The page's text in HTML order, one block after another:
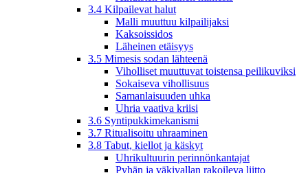
3.4 Kilpailevat halut
Malli muuttuu kilpailijaksi
Kaksoissidos
Läheinen etäisyys
3.5 Mimesis sodan lähteenä
Viholliset muuttuvat toistensa peilikuviksi
Sokaiseva vihollisuus
Samanlaisuuden uhka
Uhria vaativa kriisi
3.6 Syntipukkimekanismi
3.7 Ritualisoitu uhraaminen
3.8 Tabut, kiellot ja käskyt
Uhrikultuurin perinnönkantajat
Pyhän ja väkivallan rakoileva liitto